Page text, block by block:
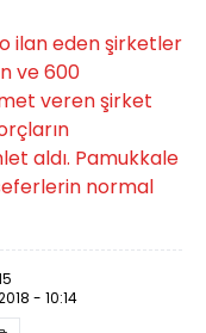
ilan eden şirketler
ve 600
veren şirket
aldı. Pamukkale
normal
- 10:14